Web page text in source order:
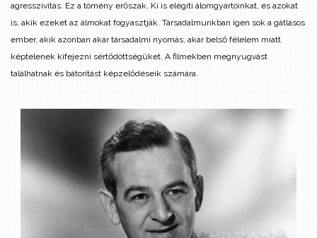
agresszivitás. Ez a tömény erőszak. Ki is elégíti álomgyártóinkat, és azokat
is, akik ezeket az álmokat fogyasztják. Társadalmunkban igen sok a gátlásos
ember, akik azonban akár társadalmi nyomás, akár belső félelem miatt
képtelenek kifejezni sértődöttségüket. A filmekben megnyugvást
találhatnak és bátorítást képzelődéseik számára.